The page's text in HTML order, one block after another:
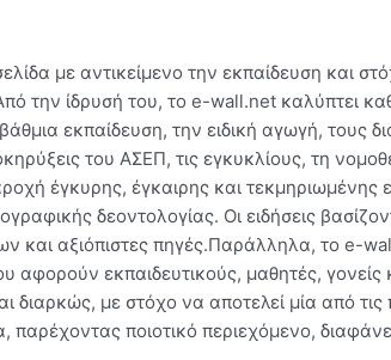
με αντικείμενο την εκπαίδευση και
την ίδρυσή του, το e-wall.net καλύπτει
εκπαίδευση, την ειδική αγωγή, τους
του ΑΣΕΠ, τις εγκυκλίους, τη
έγκυρης, έγκαιρης και
δεοντολογίας. Οι ειδήσεις
και αξιόπιστες πηγές.Παράλληλα, το e-
εκπαιδευτικούς, μαθητές, γονείς
με στόχο να αποτελεί μία από τις
παρέχοντας ποιοτικό περιεχόμενο,